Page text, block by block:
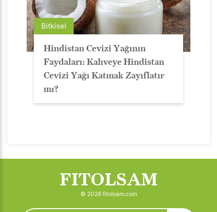
Bitkisel
Hindistan Cevizi Yağının
Faydaları: Kahveye Hindistan
Cevizi Yağı Katmak Zayıflatır
mı?
FITOLSAM
© 2026 fitolsam.com